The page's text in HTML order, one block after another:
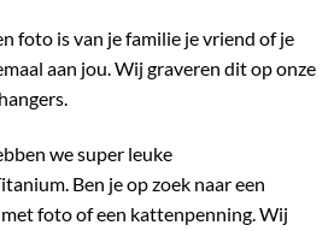
foto is van je familie je vriend of je
aan jou. Wij graveren dit op onze
we super leuke
Ben je op zoek naar een
foto of een kattenpenning. Wij